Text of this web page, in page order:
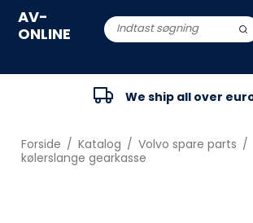
AV-
ONLINE
We ship all over
Forside / Katalog / Volvo spare parts /
kølerslange gearkasse